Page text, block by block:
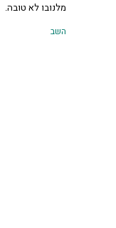
מלנובו לא טובה.
השב